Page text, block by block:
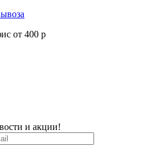
от 400 p
и акции!